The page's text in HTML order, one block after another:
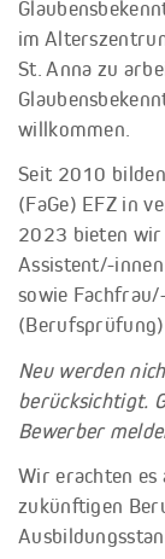
im
St. Anna zu
willkommen.
Seit 2010
(FaGe) EFZ in
2023 bieten wir
Assistent/-innen
sowie
(Berufsprüfung)
Neu werden
berücksichtigt.
Bewerber
Wir erachten es
zukünftigen